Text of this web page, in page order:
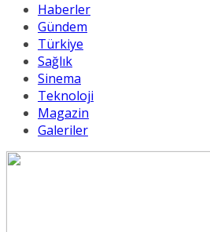
Haberler
Gündem
Türkiye
Sağlık
Sinema
Teknoloji
Magazin
Galeriler